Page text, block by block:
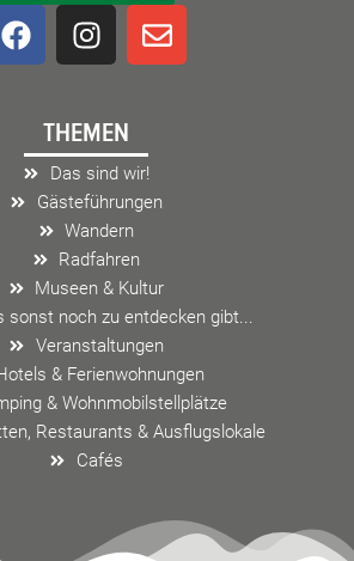
F
a
o
o
I
n
a
g
r
a
m
E
n
p
THEMEN
Das sind wir!
Gästeführungen
Wandern
Radfahren
Museen & Kultur
sonst noch zu entdecken gibt...
Veranstaltungen
& Ferienwohnungen
& Wohnmobilstellplätze
Restaurants & Ausflugslokale
Cafés